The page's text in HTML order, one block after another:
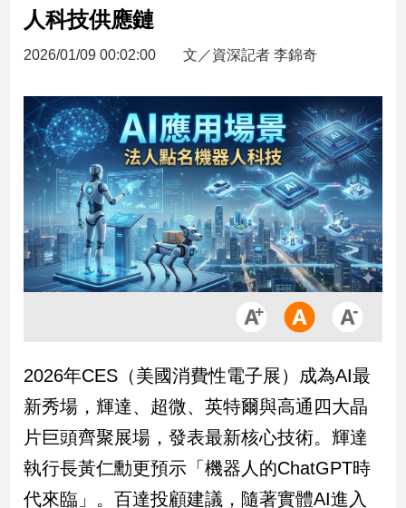
財
新
產
經/
股
市
房
地
產
政
治
政
焦
點
人科技供應鏈
2026/01/09 00:02:00 文／資深記者 李錦奇
2026年CES（美國消費性電子展）成為AI最
新秀場，輝達、超微、英特爾與高通四大晶
片巨頭齊聚展場，發表最新核心技術。輝達
執行長黃仁勳更預示「機器人的ChatGPT時
代來臨」。百達投顧建議，隨著實體AI進入